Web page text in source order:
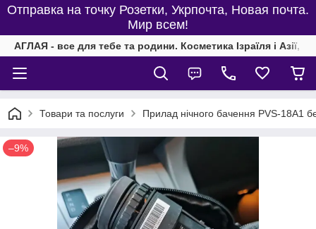
Отправка на точку Розетки, Укрпочта, Новая почта.
Мир всем!
АГЛАЯ - все для тебе та родини. Косметика Ізраїля і Азії,
Товари та послуги Прилад нічного бачення PVS-18A1
–9%